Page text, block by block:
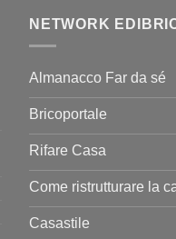
NETWORK
Almanacco Far da sé
Bricoportale
Rifare Casa
Come ristrutturare la
Casastile